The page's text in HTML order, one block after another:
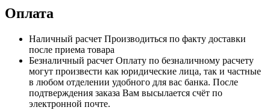
Оплата
Наличный расчет Производиться по факту доставки
после приема товара
Безналичный расчет Оплату по безналичному расчету
могут произвести как юридические лица, так и частные
в любом отделении удобного для вас банка. После
подтверждения заказа Вам высылается счёт по
электронной почте.